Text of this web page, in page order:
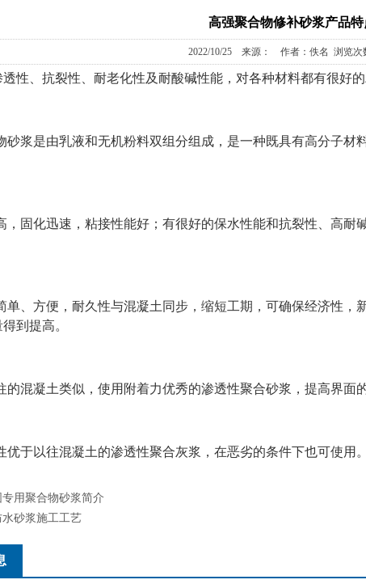
高强聚合物修补砂浆产品特
2022/10/25 来源： 作者：佚名 浏览次
性、抗裂性、耐老化性及耐酸碱性能，对各种材料都有很好的
浆是由乳液和无机粉料双组分组成，是一种既具有高分子材
固化迅速，粘接性能好；有很好的保水性能和抗裂性、高耐
、方便，耐久性与混凝土同步，缩短工期，可确保经济性，
到提高。
混凝土类似，使用附着力优秀的渗透性聚合砂浆，提高界面的
于以往混凝土的渗透性聚合灰浆，在恶劣的条件下也可使用。
用聚合物砂浆简介
砂浆施工工艺